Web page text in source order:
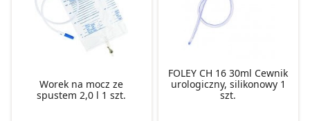
Worek na mocz ze
spustem 2,0 l 1 szt.
FOLEY CH 16 30ml Cewnik
urologiczny, silikonowy 1
szt.